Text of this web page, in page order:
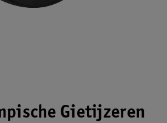
Gietijzeren